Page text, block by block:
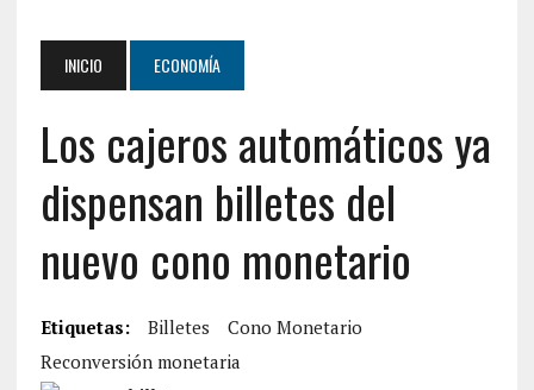
INICIO ECONOMÍA
Los cajeros automáticos ya
dispensan billetes del
nuevo cono monetario
Etiquetas: Billetes
Cono Monetario
Reconversión monetaria